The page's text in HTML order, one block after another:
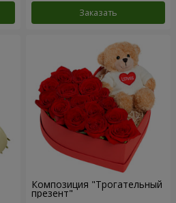
Заказать
Композиция "Трогательный
презент"